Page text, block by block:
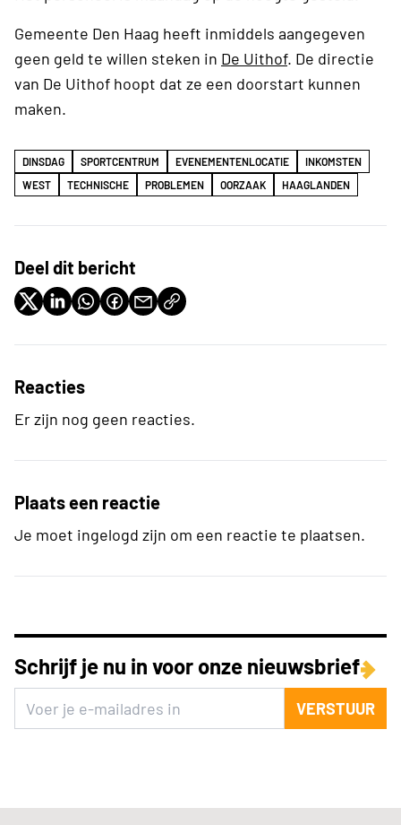
Gemeente Den Haag heeft inmiddels aangegeven
geen geld te willen steken in De Uithof. De directie
van De Uithof hoopt dat ze een doorstart kunnen
maken.
DINSDAG SPORTCENTRUM EVENEMENTENLOCATIE
INKOMSTEN
WEST
TECHNISCHE PROBLEMEN OORZAAK HAAGLANDEN
Deel dit bericht
Reacties
Er zijn nog geen reacties.
Plaats een reactie
Je moet ingelogd zijn om een reactie te plaatsen.
Schrijf je nu in voor onze nieuwsbrief
VERSTUUR